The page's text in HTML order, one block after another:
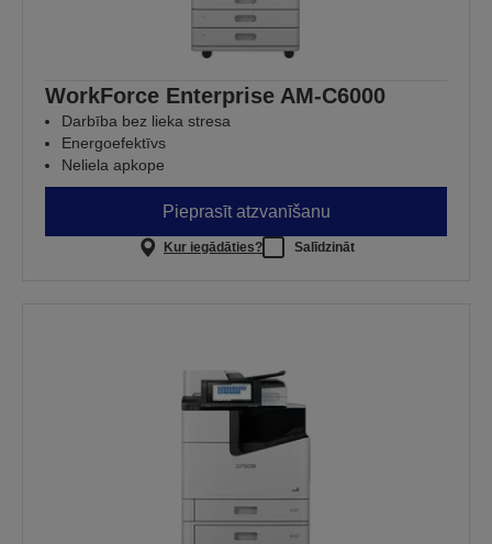
WorkForce Enterprise AM-C6000
Darbība bez lieka stresa
Energoefektīvs
Neliela apkope
Pieprasīt atzvanīšanu
Kur iegādāties? Salīdzināt